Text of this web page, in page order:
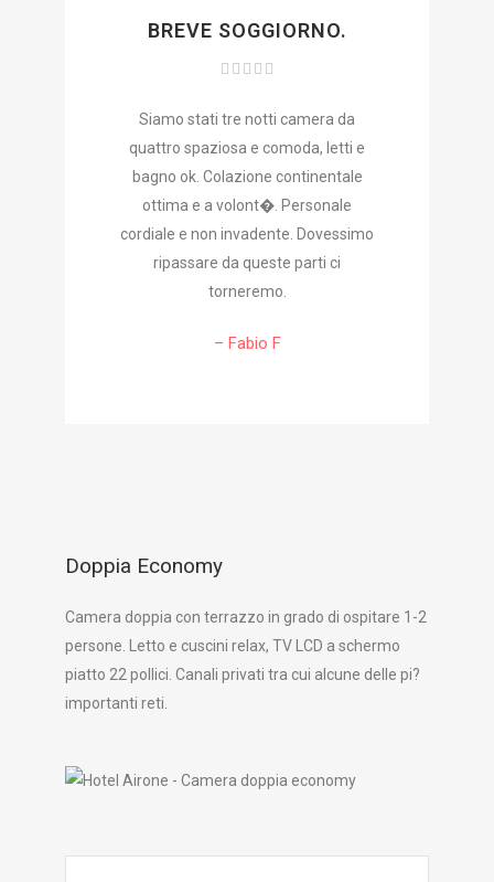
BREVE SOGGIORNO.
Siamo stati tre notti camera da
quattro spaziosa e comoda, letti e
bagno ok. Colazione continentale
ottima e a volont�. Personale
cordiale e non invadente. Dovessimo
ripassare da queste parti ci
torneremo.
– Fabio F
Doppia Economy
Camera doppia con terrazzo in grado di ospitare 1-2
persone. Letto e cuscini relax, TV LCD a schermo
piatto 22 pollici. Canali privati tra cui alcune delle pi?
importanti reti.